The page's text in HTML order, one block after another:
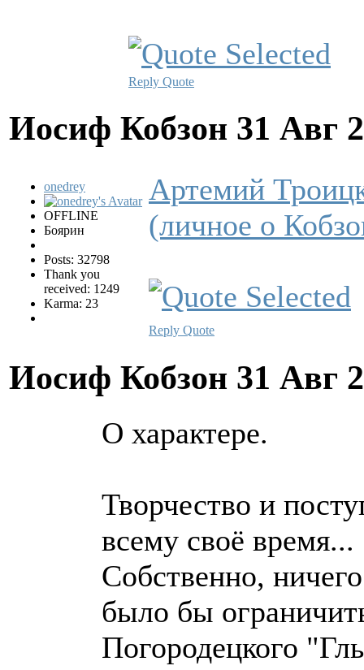
Reply Quote
Иосиф Кобзон 31 Авг
onedrey
OFFLINE
Боярин
Posts: 32798
Thank you
received: 1249
Karma: 23
Артемий
(личное о
Reply Quote
Иосиф Кобзон 31 Авг
О характере.
Творчество и
всему своё время...
Собственно,
было бы
Погородецкого